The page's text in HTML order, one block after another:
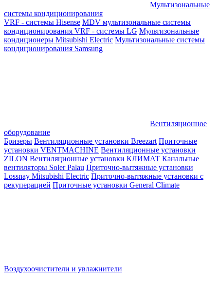
Мультизональные
системы кондиционирования
VRF - системы Hisense MDV мультизональные системы
кондиционирования VRF - системы LG Мультизональные
кондиционеры Mitsubishi Electric Мультизональные системы
кондиционирования Samsung
Вентиляционное
оборудование
Бризеры Вентиляционные установки Breezart Приточные
установки VENTMACHINE Вентиляционные установки
ZILON Вентиляционные установки КЛИМАТ Канальные
вентиляторы Soler Palau Приточно-вытяжные установки
Lossnay Mitsubishi Electric Приточно-вытяжные установки с
рекуперацией Приточные установки General Climate
Воздухоочистители и увлажнители